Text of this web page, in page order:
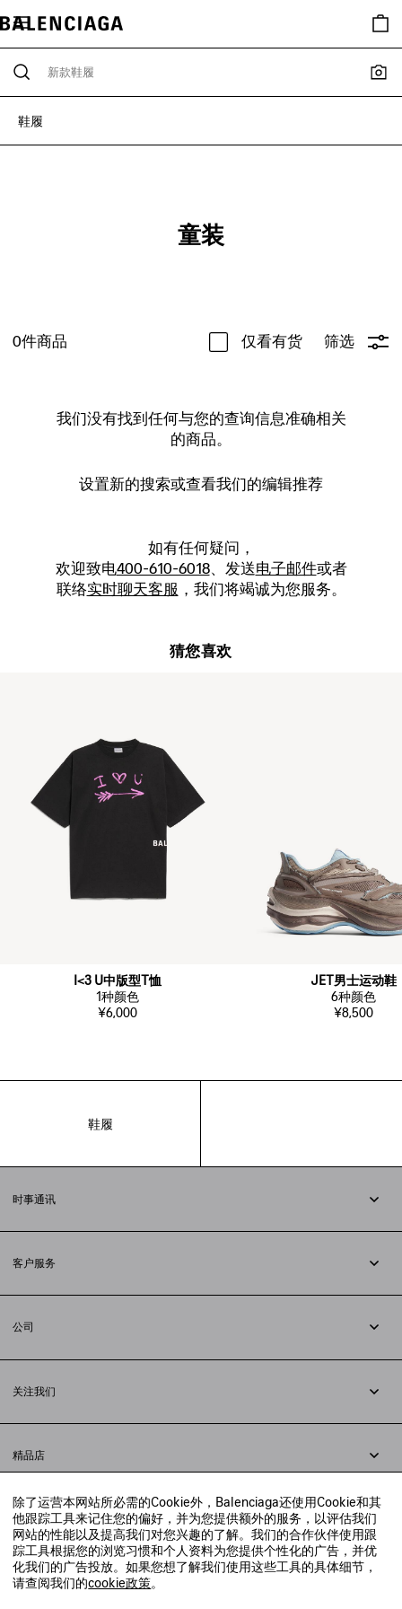
除了运营本网站所必需的Cookie外，Balenciaga还使用Cookie和其
他跟踪工具来记住您的偏好，并为您提供额外的服务，以评估我们
网站的性能以及提高我们对您兴趣的了解。我们的合作伙伴使用跟
踪工具根据您的浏览习惯和个人资料为您提供个性化的广告，并优
化我们的广告投放。如果您想了解我们使用这些工具的具体细节，
请查阅我们的cookie政策。
鞋履
童装
0件商品 仅看有货 筛选
我们没有找到任何与您的查询信息准确相关
的商品。
设置新的搜索或查看我们的编辑推荐
如有任何疑问，
欢迎致电400-610-6018、发送电子邮件或者
联络实时聊天客服 ，我们将竭诚为您服务。
猜您喜欢
I<3 U中版型T恤
1种颜色
¥6,000
JET男士运动鞋
6种颜色
¥8,500
鞋履
时事通讯
客户服务
配送方式
支付
常见问题解答
公司
法律问题
联合国世界粮食计划署
举报平台
关注我们
小红书
精品店
寻找附近的精品店
实时聊天客服
发送邮件
我们将在24小时内给予回复
联系我们：400-610-6018
© 2020 巴黎世家贸易（上海）有限公司